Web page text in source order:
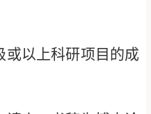
或以上科研项目的成